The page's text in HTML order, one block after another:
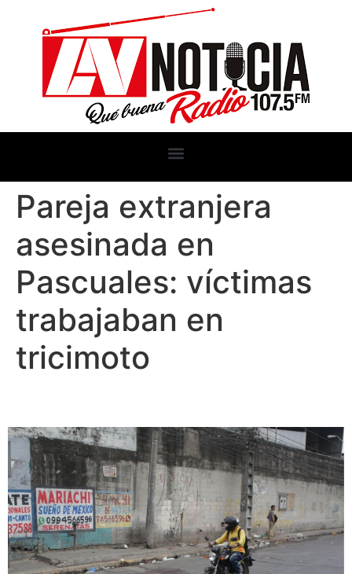
Pareja extranjera
asesinada en
Pascuales: víctimas
trabajaban en
tricimoto